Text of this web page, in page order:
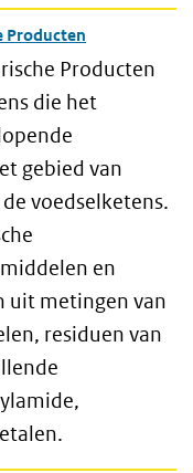
Producten
Producten
die het
gebied van
voedselketens.
en
uit metingen van
residuen van